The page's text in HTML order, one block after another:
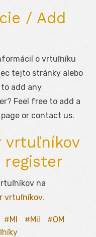
/ Add
o vrtuľníku
tejto stránky alebo
add any
Feel free to add a
or contact us.
vrtuľníkov
register
na
vrtuľníkov.
MI Mil
OM